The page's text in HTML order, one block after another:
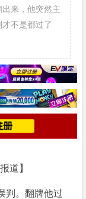
来，他突然主
不是都过了
道】
判。翻牌他过